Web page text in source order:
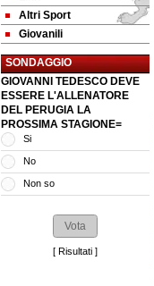
Altri Sport
Giovanili
SONDAGGIO
GIOVANNI TEDESCO DEVE
ESSERE L'ALLENATORE
DEL PERUGIA LA
PROSSIMA STAGIONE=
Si
No
Non so
[ Risultati ]